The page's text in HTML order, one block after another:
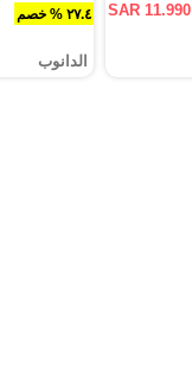
SAR 11.990 ٢٧.٤ % خصم
الدانوب